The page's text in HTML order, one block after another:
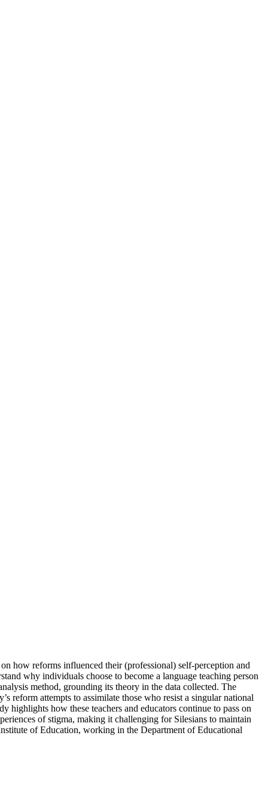
how reforms influenced their (professional) self-perception and
why individuals choose to become a language teaching person
method, grounding its theory in the data collected. The
reform attempts to assimilate those who resist a singular national
highlights how these teachers and educators continue to pass on
of stigma, making it challenging for Silesians to maintain
of Education, working in the Department of Educational